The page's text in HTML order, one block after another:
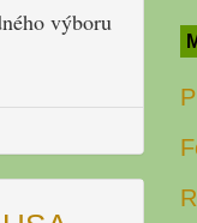
výboru